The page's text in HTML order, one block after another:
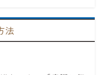
法